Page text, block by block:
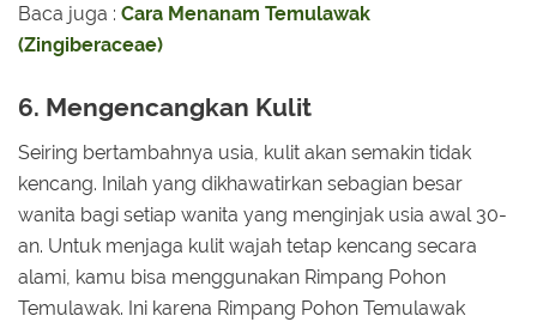
Baca juga : Cara Menanam Temulawak
(Zingiberaceae)
6. Mengencangkan Kulit
Seiring bertambahnya usia, kulit akan semakin tidak
kencang. Inilah yang dikhawatirkan sebagian besar
wanita bagi setiap wanita yang menginjak usia awal 30-
an. Untuk menjaga kulit wajah tetap kencang secara
alami, kamu bisa menggunakan Rimpang Pohon
Temulawak. Ini karena Rimpang Pohon Temulawak